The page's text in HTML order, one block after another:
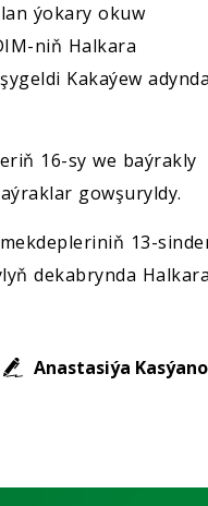
ýokary okuw
niň Halkara
Kakaýew
16-sy we baýrakly
gowşuryldy.
13-
dekabrynda Halkara
Anastasiýa